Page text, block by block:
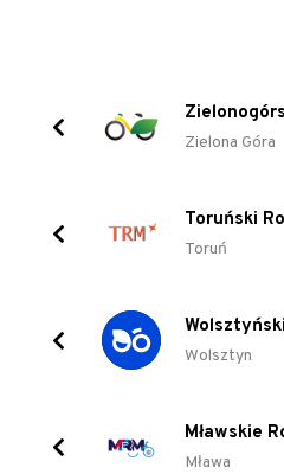
Zielona Góra
Toruński
Toruń
Wolsztyn
Mławskie
Mława